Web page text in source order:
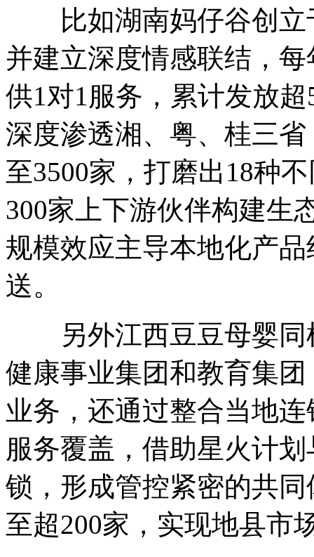
比如湖南妈仔谷创立
并建立深度情感联结，
供1对1服务，累计发放
深度渗透湘、粤、桂三
至3500家，打磨出18种
300家上下游伙伴构建生
规模效应主导本地化产
送。
另外江西豆豆母婴同
健康事业集团和教育集
业务，还通过整合当地
服务覆盖，借助星火计
锁，形成管控紧密的共
至超200家，实现地县市